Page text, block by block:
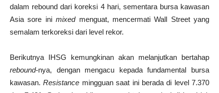
dalam rebound dari koreksi 4 hari, sementara bursa kawasan
Asia sore inimixedmenguat, mencermati Wall Street yang
semalam terkoreksi dari level rekor.
Berikutnya IHSG kemungkinan akan melanjutkan bertahap
rebound-nya, dengan mengacu kepada fundamental bursa
kawasan.Resistance mingguan saat ini berada di level 7.370